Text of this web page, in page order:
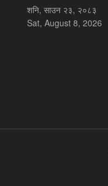
शनि, साउन २३, २०८३
Sat, August 8, 2026